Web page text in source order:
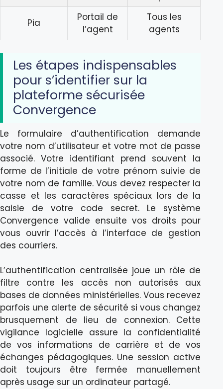
Pia
Portail de
l’agent
Tous les
agents
Les étapes indispensables
pour s’identifier sur la
plateforme sécurisée
Convergence
Le formulaire d’authentification demande
votre nom d’utilisateur et votre mot de passe
associé. Votre identifiant prend souvent la
forme de l’initiale de votre prénom suivie de
votre nom de famille. Vous devez respecter la
casse et les caractères spéciaux lors de la
saisie de votre code secret. Le système
Convergence valide ensuite vos droits pour
vous ouvrir l’accès à l’interface de gestion
des courriers.
L’authentification centralisée joue un rôle de
filtre contre les accès non autorisés aux
bases de données ministérielles. Vous recevez
parfois une alerte de sécurité si vous changez
brusquement de lieu de connexion. Cette
vigilance logicielle assure la confidentialité
de vos informations de carrière et de vos
échanges pédagogiques. Une session active
doit toujours être fermée manuellement
après usage sur un ordinateur partagé.